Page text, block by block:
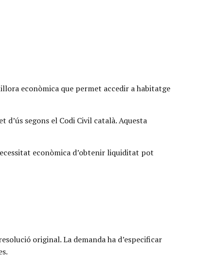
econòmica que permet accedir a habitatge
segons el Codi Civil català. Aquesta
econòmica d’obtenir liquiditat pot
original. La demanda ha d’especificar